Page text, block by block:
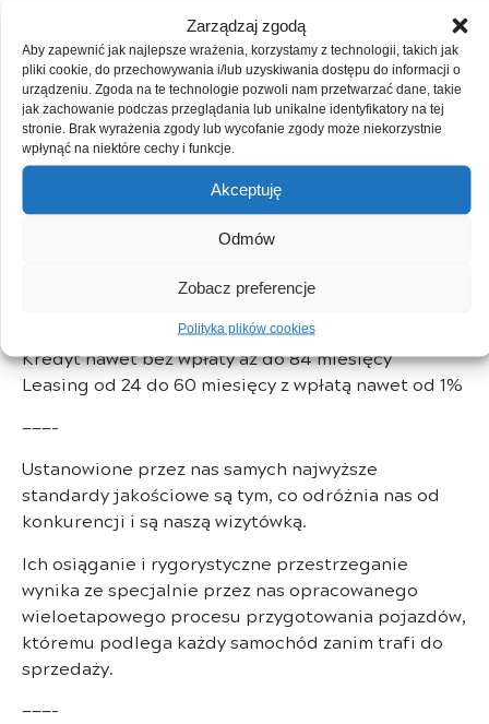
Zarządzaj zgodą
Aby zapewnić jak najlepsze wrażenia, korzystamy z technologii, takich jak
pliki cookie, do przechowywania i/lub uzyskiwania dostępu do informacji o
urządzeniu. Zgoda na te technologie pozwoli nam przetwarzać dane, takie
jak zachowanie podczas przeglądania lub unikalne identyfikatory na tej
stronie. Brak wyrażenia zgody lub wycofanie zgody może niekorzystnie
wpłynąć na niektóre cechy i funkcje.
Akceptuję
Odmów
Zobacz preferencje
Polityka plików cookies
Kupując w naszej firmie:
– kupujący jest zwolniony z opłat skarbowych
– istnieje możliwość zostawienia starego
samochodu w rozliczeniu ( zamiana )
– możliwość skorzystania z systemu gwarancyjnego
oraz korzystnego finansowania
– możliwość sprawdzenia samochodu przed
zakupem pod względem technicznym oraz
Atrakcyjne systemy finansowania pojazdu:
Kredyt nawet bez wpłaty aż do 84 miesięcy
Leasing od 24 do 60 miesięcy z wpłatą nawet od 1%
———-
Ustanowione przez nas samych najwyższe
standardy jakościowe są tym, co odróżnia nas od
konkurencji i są naszą wizytówką.
Ich osiąganie i rygorystyczne przestrzeganie
wynika ze specjalnie przez nas opracowanego
wieloetapowego procesu przygotowania pojazdów,
któremu podlega każdy samochód zanim trafi do
sprzedaży.
———-